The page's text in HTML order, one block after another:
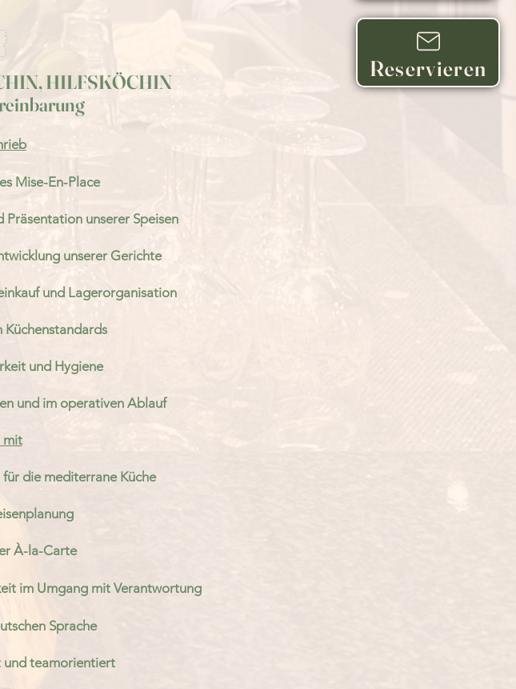
Reservieren
HILFSKÖCHIN
Mise-En-Place
Präsentation unserer Speisen
unserer Gerichte
und Lagerorganisation
Küchenstandards
und Hygiene
und im operativen Ablauf
mit
die mediterrane Küche
À-la-Carte
im Umgang mit Verantwortung
Sprache
und teamorientiert